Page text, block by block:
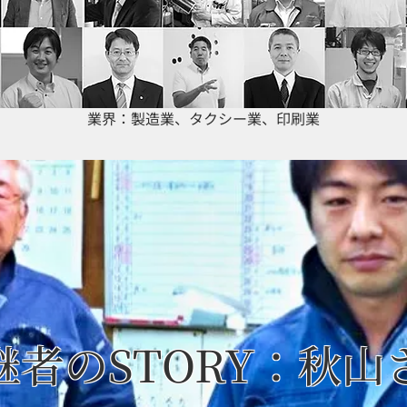
業界：製造業、タクシー業、印刷業
者のSTORY：秋山